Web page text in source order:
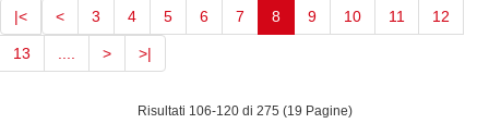
|< < 3 4 5 6 7 8(current)
9 10 11 12
13 > >|
Risultati 106-120 di 275 (19 Pagine)